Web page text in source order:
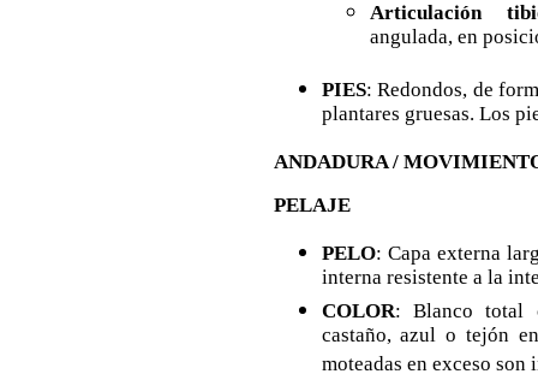
Articulación
angulada, en
PIES: Redondos, de
plantares gruesas. Los
ANDADURA /
PELAJE
PELO: Capa externa
interna resistente a la
COLOR: Blanco total
castaño, azul o tejón
moteadas en exceso son